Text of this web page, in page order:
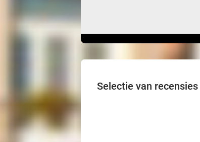
Selectie van recensies